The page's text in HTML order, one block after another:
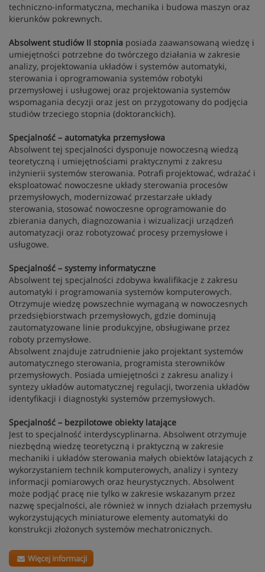
techniczno-informatyczna, mechanika i budowa maszyn oraz
kierunków pokrewnych.
Absolwent studiów II stopnia posiada zaawansowaną wiedzę i
umiejętności potrzebne do twórczego działania w zakresie
analizy, projektowania układów i systemów automatyki,
sterowania i oprogramowania systemów robotyki
przemysłowej i usługowej oraz projektowania systemów
wspomagania decyzji oraz jest on przygotowany do podjęcia
studiów trzeciego stopnia (doktoranckich).
Specjalność – automatyka przemysłowa
Absolwent tej specjalności dysponuje nowoczesną wiedzą
teoretyczną i umiejętnościami praktycznymi z zakresu
inżynierii systemów sterowania. Potrafi projektować, wdrażać i
eksploatować nowoczesne układy sterowania procesów
przemysłowych, modernizować przestarzałe układy
sterowania, stosować nowoczesne oprogramowanie do
zbierania danych, diagnozowania i wizualizacji urządzeń
automatyzacji oraz robotyzować procesy przemysłowe i
usługowe.
Specjalność – systemy informatyczne
Absolwent tej specjalności zdobywa kwalifikacje z zakresu
automatyki i programowania systemów komputerowych.
Otrzymuje wiedzę powszechnie wymaganą w nowoczesnych
przedsiębiorstwach przemysłowych, gdzie dominują
zautomatyzowane linie produkcyjne, obsługiwane przez
roboty przemysłowe.
Absolwent znajduje zatrudnienie jako projektant systemów
automatycznego sterowania, programista sterowników
przemysłowych. Posiada umiejętności z zakresu analizy i
syntezy układów automatycznej regulacji, tworzenia układów
identyfikacji i diagnostyki systemów przemysłowych.
Specjalność – bezpilotowe obiekty latające
Jest to specjalność interdyscyplinarna. Absolwent otrzymuje
niezbędną wiedzę teoretyczną i praktyczną w zakresie
mechaniki i układów sterowania małych obiektów latających z
wykorzystaniem technik komputerowych, analizy i syntezy
informacji pomiarowych oraz heurystycznych. Absolwent
może podjąć pracę nie tylko w zakresie wskazanym przez
nazwę specjalności, ale również w innych działach przemysłu
wykorzystujących miniaturowe elementy automatyki do
konstrukcji złożonych systemów mechatronicznych.
Więcej informacji